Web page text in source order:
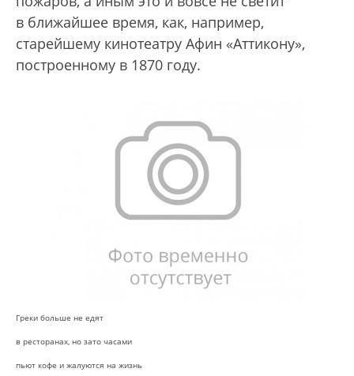
в ближайшее время, как, например,
старейшему кинотеатру Афин «Аттикону»,
построенному в 1870 году.
Греки больше не едят
в ресторанах, но зато часами
пьют кофе и жалуются на жизнь